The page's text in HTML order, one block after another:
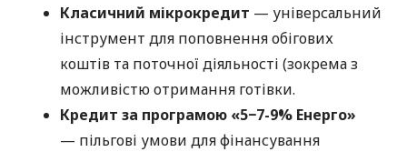
Класичний мікрокредит — універсальний
інструмент для поповнення обігових
коштів та поточної діяльності (зокрема з
можливістю отримання готівки.
Кредит за програмою «5−7-9% Енерго»
— пільгові умови для фінансування